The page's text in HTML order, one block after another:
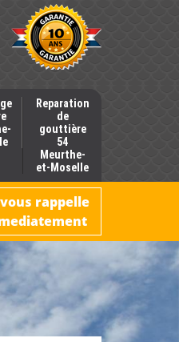
Reparation
de
gouttière
54
Meurthe-
et-Moselle
rappelle